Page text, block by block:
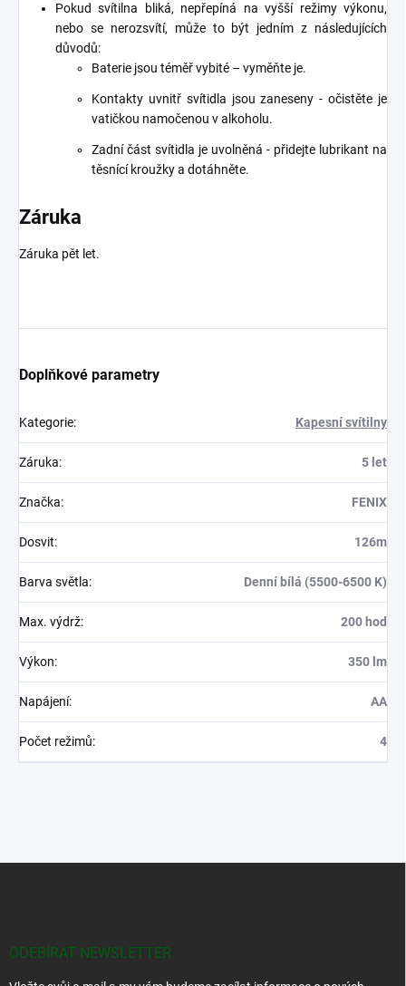
Pokud svítilna bliká, nepřepíná na vyšší režimy výkonu,
nebo se nerozsvítí, může to být jedním z následujících
důvodů:
Baterie jsou téměř vybité – vyměňte je.
Kontakty uvnitř svítidla jsou zaneseny - očistěte je
vatičkou namočenou v alkoholu.
Zadní část svítidla je uvolněná - přidejte lubrikant na
těsnící kroužky a dotáhněte.
Záruka
Záruka pět let.
Doplňkové parametry
Kategorie: Kapesní svítilny
Záruka: 5 let
Značka: FENIX
Dosvit: 126m
Barva světla: Denní bílá (5500-6500 K)
Max. výdrž: 200 hod
Výkon: 350 lm
Napájení: AA
Počet režimů: 4
ODEBÍRAT NEWSLETTER